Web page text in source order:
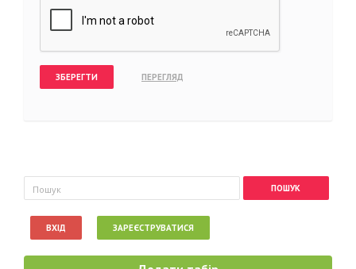
Пошукова форма
Пошук
ВХІД ЗАРЕЄСТРУВАТИСЯ